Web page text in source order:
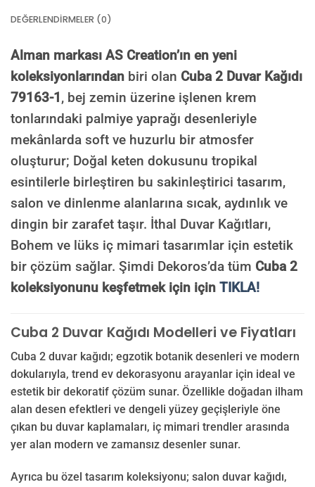
DEĞERLENDIRMELER (0)
Alman markası AS Creation’ın en yeni
koleksiyonlarından biri olan Cuba 2 Duvar Kağıdı
79163-1, bej zemin üzerine işlenen krem
tonlarındaki palmiye yaprağı desenleriyle
mekânlarda soft ve huzurlu bir atmosfer
oluşturur; Doğal keten dokusunu tropikal
esintilerle birleştiren bu sakinleştirici tasarım,
salon ve dinlenme alanlarına sıcak, aydınlık ve
dingin bir zarafet taşır. İthal Duvar Kağıtları,
Bohem ve lüks iç mimari tasarımlar için estetik
bir çözüm sağlar. Şimdi Dekoros’da tüm Cuba 2
koleksiyonunu keşfetmek için için TIKLA!
Cuba 2 Duvar Kağıdı Modelleri ve Fiyatları
Cuba 2 duvar kağıdı; egzotik botanik desenleri ve modern
dokularıyla, trend ev dekorasyonu arayanlar için ideal ve
estetik bir dekoratif çözüm sunar. Özellikle doğadan ilham
alan desen efektleri ve dengeli yüzey geçişleriyle öne
çıkan bu duvar kaplamaları, iç mimari trendler arasında
yer alan modern ve zamansız desenler sunar.
Ayrıca bu özel tasarım koleksiyonu; salon duvar kağıdı,